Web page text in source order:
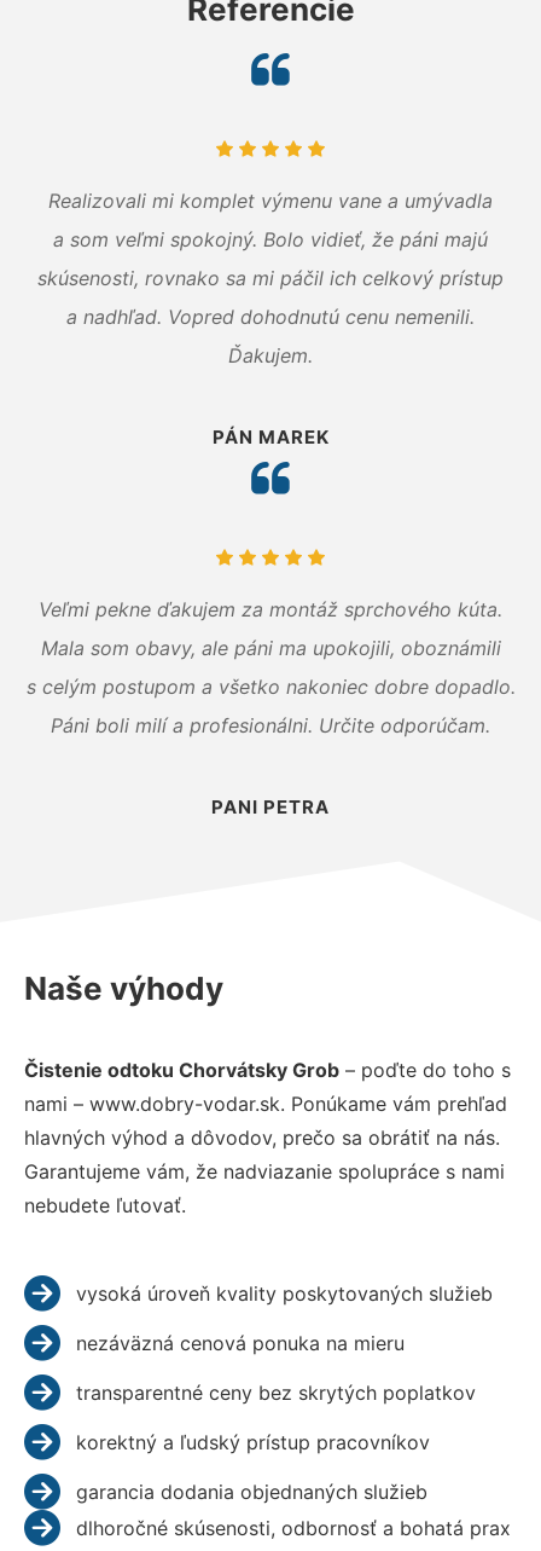
Referencie
Realizovali mi komplet výmenu vane a umývadla
a som veľmi spokojný. Bolo vidieť, že páni majú
skúsenosti, rovnako sa mi páčil ich celkový prístup
a nadhľad. Vopred dohodnutú cenu nemenili.
Ďakujem.
PÁN MAREK
Veľmi pekne ďakujem za montáž sprchového kúta.
Mala som obavy, ale páni ma upokojili, oboznámili
s celým postupom a všetko nakoniec dobre dopadlo.
Páni boli milí a profesionálni. Určite odporúčam.
PANI PETRA
Naše výhody
Čistenie odtoku Chorvátsky Grob – poďte do toho s
nami – www.dobry-vodar.sk. Ponúkame vám prehľad
hlavných výhod a dôvodov, prečo sa obrátiť na nás.
Garantujeme vám, že nadviazanie spolupráce s nami
nebudete ľutovať.
vysoká úroveň kvality poskytovaných služieb
nezáväzná cenová ponuka na mieru
transparentné ceny bez skrytých poplatkov
korektný a ľudský prístup pracovníkov
garancia dodania objednaných služieb
dlhoročné skúsenosti, odbornosť a bohatá prax